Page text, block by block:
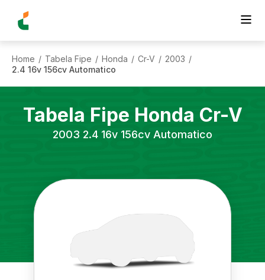
Home / Tabela Fipe / Honda / Cr-V / 2003 /
2.4 16v 156cv Automatico
Tabela Fipe Honda Cr-V
2003 2.4 16v 156cv Automatico